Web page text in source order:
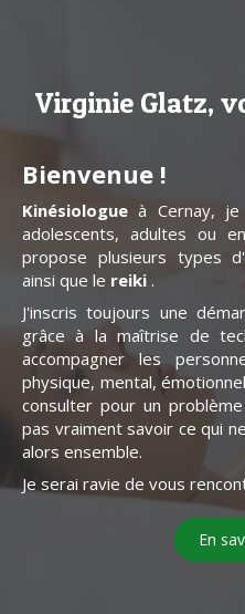
Virginie Glatz,
Bienvenue !
Kinésiologue à Cernay, je
adolescents, adultes ou
propose plusieurs types
ainsi que le reiki .
J'inscris toujours une
grâce à la maîtrise de
accompagner les
physique, mental,
consulter pour un
pas vraiment savoir ce qui
alors ensemble.
Je serai ravie de vous
En